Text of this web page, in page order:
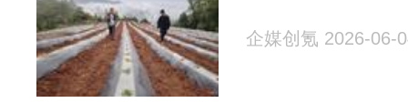
企媒创氪 2026-06-